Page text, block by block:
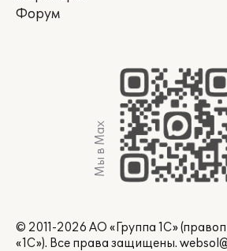
Форум
Мы в Max
© 2011-2026 АО «Группа 1С»
«1С»). Все права защищены.